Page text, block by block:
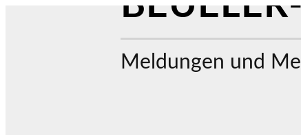
Meldungen und